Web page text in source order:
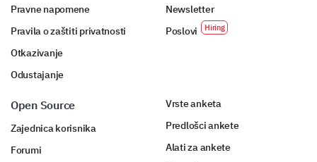
Pravne napomene
Pravila o zaštiti privatnosti
Otkazivanje
Odustajanje
Newsletter
Poslovi
Open Source
Zajednica korisnika
Forumi
Vrste anketa
Predlošci ankete
Alati za ankete